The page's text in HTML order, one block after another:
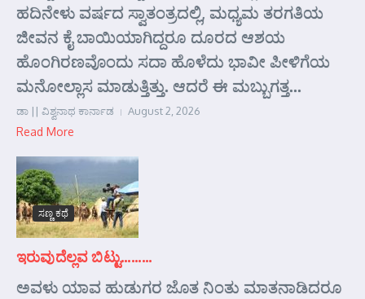
ಹದಿನೇಳು ವರ್ಷದ ಸ್ವಾತಂತ್ರದಲ್ಲಿ, ಮಧ್ಯಮ ತರಗತಿಯ
ಜೀವನ ಕೈ ಬಾಯಿಯಾಗಿದ್ದರೂ ದೂರದ ಆಶಯ
ಹೊಂಗಿರಣವೊಂದು ಸದಾ ಹೊಳೆದು ಭಾವೀ ಪೀಳಿಗೆಯ
ಮನೋಲ್ಲಾಸ ಮಾಡುತ್ತಿತ್ತು. ಆದರೆ ಈ ಮಬ್ಬುಗತ್ತ...
ಡಾ || ವಿಶ್ವನಾಥ ಕಾರ್ನಾಡ August 2, 2026
Read More
ಸಣ್ಣ ಕಥೆ
ಇರುವುದೆಲ್ಲವ ಬಿಟ್ಟು………
ಅವಳು ಯಾವ ಹುಡುಗರ ಜೊತ ನಿಂತು ಮಾತನಾಡಿದರೂ